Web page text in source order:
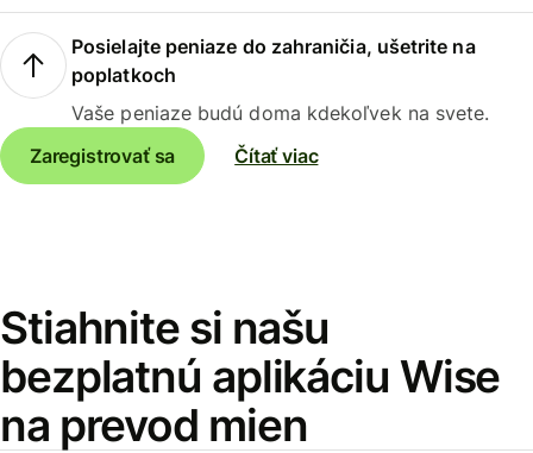
Posielajte peniaze do zahraničia, ušetrite na
poplatkoch
Vaše peniaze budú doma kdekoľvek na svete.
Zaregistrovať sa
Čítať viac
Stiahnite si našu
bezplatnú aplikáciu Wise
na prevod mien